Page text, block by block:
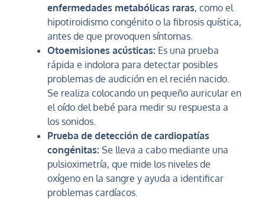
enfermedades metabólicas raras, como el
hipotiroidismo congénito o la fibrosis quística,
antes de que provoquen síntomas.
Otoemisiones acústicas: Es una prueba
rápida e indolora para detectar posibles
problemas de audición en el recién nacido.
Se realiza colocando un pequeño auricular en
el oído del bebé para medir su respuesta a
los sonidos.
Prueba de detección de cardiopatías
congénitas: Se lleva a cabo mediante una
pulsioximetría, que mide los niveles de
oxígeno en la sangre y ayuda a identificar
problemas cardíacos.